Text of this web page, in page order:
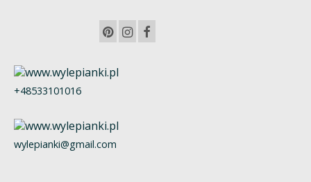
+48533101016
wylepianki@gmail.com